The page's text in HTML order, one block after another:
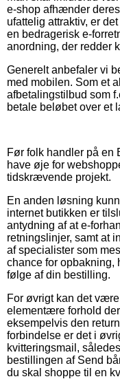
e-shop afhænder
ufattelig attraktiv, er
en bedragerisk e-
anordning, der redder
Generelt anbefaler vi
med mobilen. Som et
afbetalingstilbud som
betale beløbet over et
Før folk handler på en
have øje for
tidskrævende projekt.
En anden løsning
internet butikken er
antydning af at e-
retningslinjer, samt at
af specialister som
chance for opbakning,
følge af din bestilling.
For øvrigt kan det
elementære forhold
eksempelvis den
forbindelse er det i
kvitteringsmail,
bestillingen af Send
du skal shoppe til en